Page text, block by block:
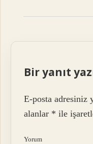
Bir yanıt
E-posta adresiniz
alanlar * ile
Yorum